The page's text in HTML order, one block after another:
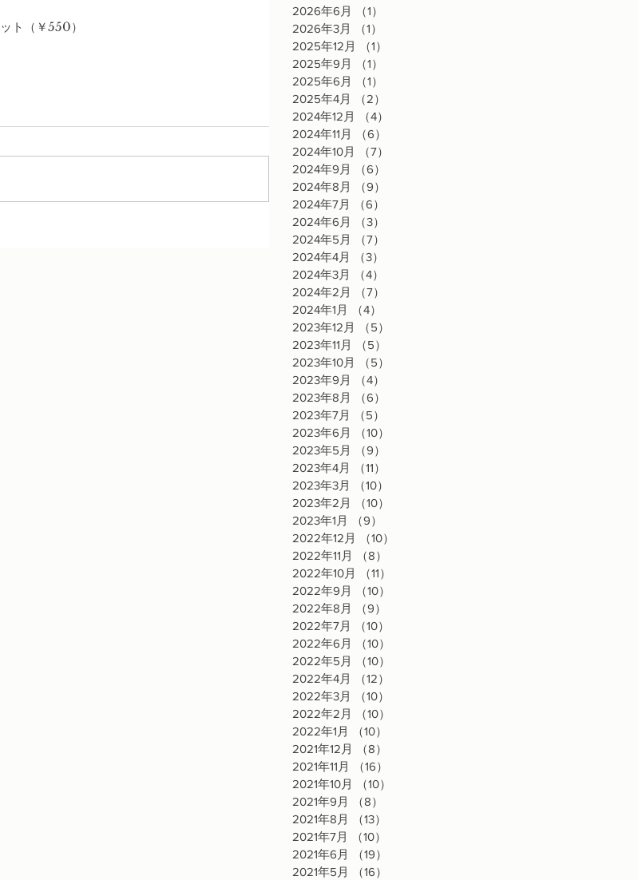
ト（￥550）
2026年6月 （1）
2026年3月
（1）
2025年12月
（1）
2025年9月
（1）
2025年6月
（1）
2025年4月
（2）
2024年12月
（4）
2024年11月
（6）
2024年10月
（7）
2024年9月
（6）
2024年8月
（9）
2024年7月
（6）
2024年6月
（3）
2024年5月
（7）
2024年4月
（3）
2024年3月
（4）
2024年2月
（7）
2024年1月
（4）
2023年12月
（5）
2023年11月
（5）
2023年10月
（5）
2023年9月
（4）
2023年8月
（6）
2023年7月
（5）
2023年6月
（10）
2023年5月
（9）
2023年4月
（11）
2023年3月
（10）
2023年2月
（10）
2023年1月
（9）
2022年12月
（10）
2022年11月
（8）
2022年10月
（11）
2022年9月
（10）
2022年8月
（9）
2022年7月
（10）
2022年6月
（10）
2022年5月
（10）
2022年4月
（12）
2022年3月
（10）
2022年2月
（10）
2022年1月
（10）
2021年12月
（8）
2021年11月
（16）
2021年10月
（10）
2021年9月
（8）
2021年8月
（13）
2021年7月
（10）
2021年6月
（19）
2021年5月
（16）